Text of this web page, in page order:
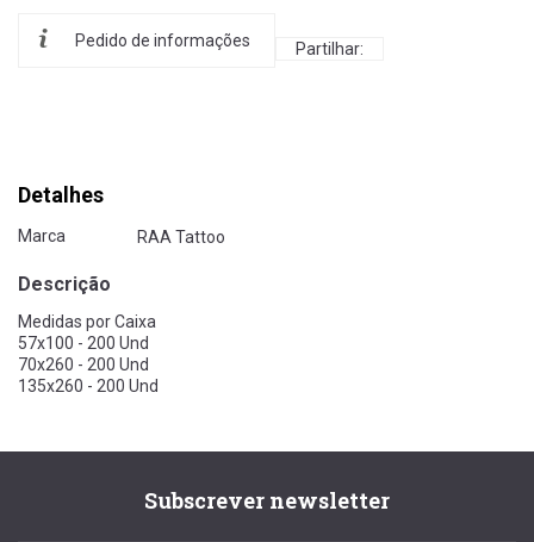
Pedido de informações Partilhar:
Detalhes
Marca RAA Tattoo
Descrição
Medidas por Caixa
57x100 - 200 Und
70x260 - 200 Und
135x260 - 200 Und
Subscrever newsletter